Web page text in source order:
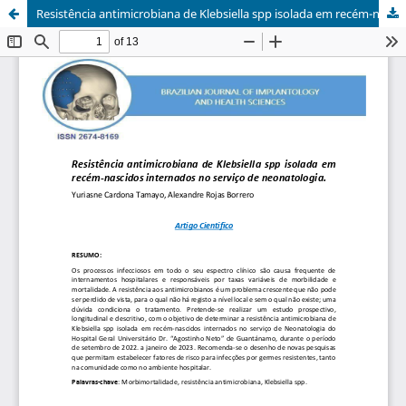
Resistência antimicrobiana de Klebsiella spp isolada em recém-nascidos internados no serviço de neonatologia.